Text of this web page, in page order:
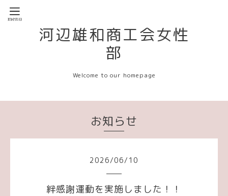
河辺雄和商工会女性
部
Welcome to our homepage
お知らせ
2026/06/ 10
絆感謝運動を実施しました！！